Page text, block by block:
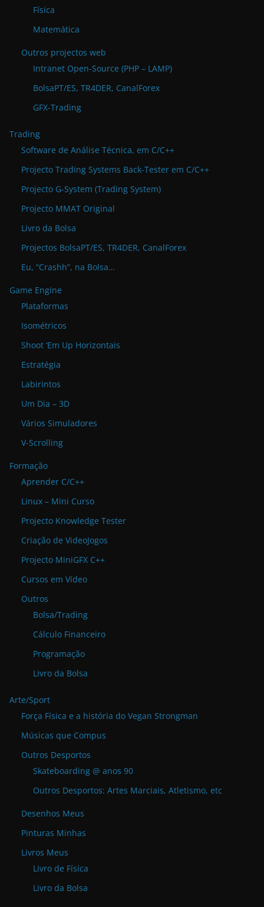
Física
Matemática
Outros projectos web
Intranet Open-Source (PHP – LAMP)
BolsaPT/ES, TR4DER, CanalForex
GFX-Trading
Trading
Software de Análise Técnica, em C/C++
Projecto Trading Systems Back-Tester em C/C++
Projecto G-System (Trading System)
Projecto MMAT Original
Livro da Bolsa
Projectos BolsaPT/ES, TR4DER, CanalForex
Eu, “Crashh”, na Bolsa…
Game Engine
Plataformas
Isométricos
Shoot ‘Em Up Horizontais
Estratégia
Labirintos
Um Dia – 3D
Vários Simuladores
V-Scrolling
Formação
Aprender C/C++
Linux – Mini Curso
Projecto Knowledge Tester
Criação de VideoJogos
Projecto MiniGFX C++
Cursos em Vídeo
Outros
Bolsa/Trading
Cálculo Financeiro
Programação
Livro da Bolsa
Arte/Sport
Força Física e a história do Vegan Strongman
Músicas que Compus
Outros Desportos
Skateboarding @ anos 90
Outros Desportos: Artes Marciais, Atletismo, etc
Desenhos Meus
Pinturas Minhas
Livros Meus
Livro de Física
Livro da Bolsa